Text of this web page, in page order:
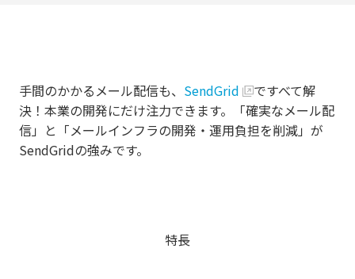
手間のかかるメール配信も、 SendGrid
ですべて解
決！本業の開発にだけ注力できます。「確実なメール配
信」と「メールインフラの開発・運用負担を削減」が
SendGridの強みです。
特長